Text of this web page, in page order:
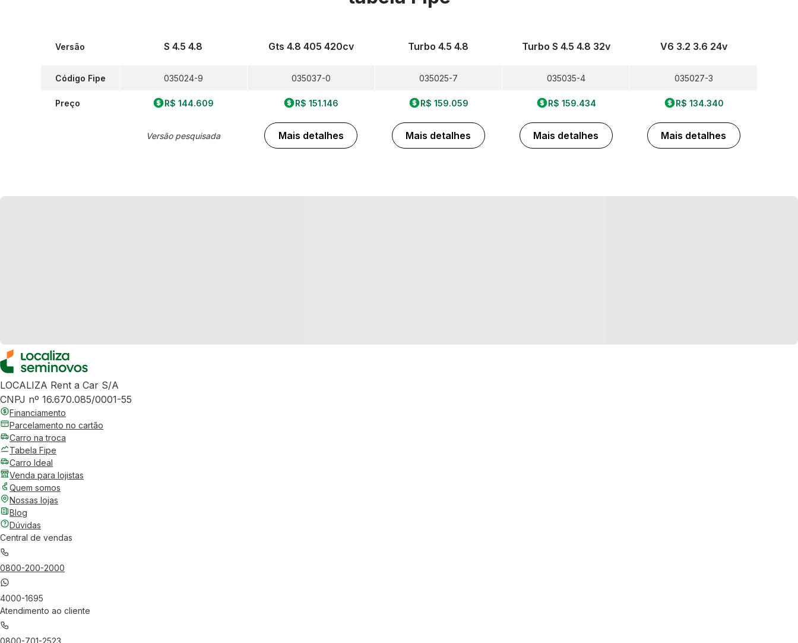
Versão
Código Fipe
Preço
S 4.5 4.8
035024-9
R$ 144.609
Versão pesquisada
Gts 4.8 405 420cv
035037-0
R$ 151.146
Mais detalhes
Turbo 4.5 4.8
035025-7
R$ 159.059
Mais detalhes
Turbo S 4.5 4.8 32v
035035-4
R$ 159.434
Mais detalhes
V6 3.2 3.6 24v
035027-3
R$ 134.340
Mais detalhes
LOCALIZA Rent a Car S/A
CNPJ nº 16.670.085/0001-55
Financiamento
Parcelamento no cartão
Carro na troca
Tabela Fipe
Carro Ideal
Venda para lojistas
Quem somos
Nossas lojas
Blog
Dúvidas
Central de vendas
0800-200-2000
4000-1695
Atendimento ao cliente
0800-701-2523